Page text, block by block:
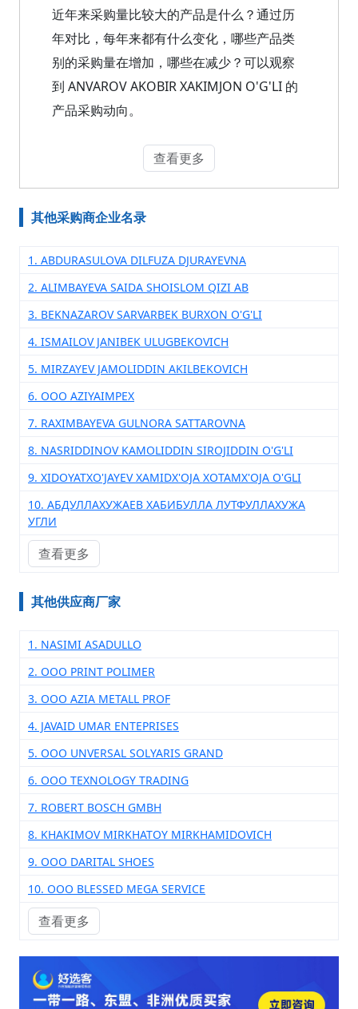
近年来采购量比较大的产品是什么？通过历
年对比，每年来都有什么变化，哪些产品类
别的采购量在增加，哪些在减少？可以观察
到 ANVAROV AKOBIR XAKIMJON O'G'LI 的
产品采购动向。
查看更多
其他采购商企业名录
1. ABDURASULOVA DILFUZA DJURAYEVNA
2. ALIMBAYEVA SAIDA SHOISLOM QIZI AB
3. BEKNAZAROV SARVARBEK BURXON O'G'LI
4. ISMAILOV JANIBEK ULUGBEKOVICH
5. MIRZAYEV JAMOLIDDIN AKILBEKOVICH
6. OOO AZIYAIMPEX
7. RAXIMBAYEVA GULNORA SATTAROVNA
8. NASRIDDINOV KAMOLIDDIN SIROJIDDIN O'G'LI
9. XIDOYATXO'JAYEV XAMIDX'OJA XOTAMX'OJA O'GLI
10. АБДУЛЛАХУЖАЕВ ХАБИБУЛЛА ЛУТФУЛЛАХУЖА
УГЛИ
查看更多
其他供应商厂家
1. NASIMI ASADULLO
2. OOO PRINT POLIMER
3. ООО AZIA METALL PROF
4. JAVAID UMAR ENTEPRISES
5. ООО UNVERSAL SOLYARIS GRAND
6. ООО TEXNOLOGY TRADING
7. ROBERT BOSCH GMBH
8. KHAKIMOV MIRKHATOY MIRKHAMIDOVICH
9. ООО DARITAL SHOES
10. ООО BLESSED MEGA SERVICE
查看更多